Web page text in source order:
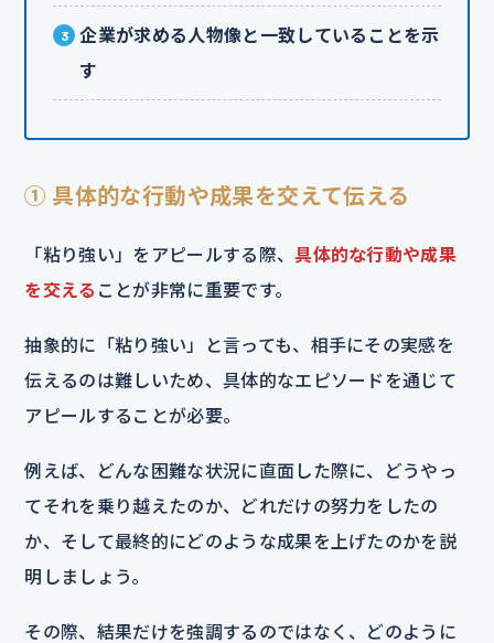
企業が求める人物像と一致していることを示
す
① 具体的な行動や成果を交えて伝える
「粘り強い」をアピールする際、具体的な行動や成果
を交える ことが非常に重要です。
抽象的に「粘り強い」と言っても、相手にその実感を
伝えるのは難しいため、具体的なエピソードを通じて
アピールすることが必要。
例えば、どんな困難な状況に直面した際に、どうやっ
てそれを乗り越えたのか、どれだけの努力をしたの
か、そして最終的にどのような成果を上げたのかを説
明しましょう。
その際、結果だけを強調するのではなく、どのように